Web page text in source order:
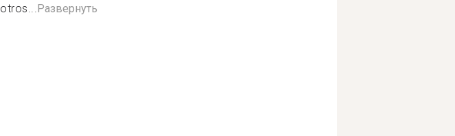
otros... Развернуть